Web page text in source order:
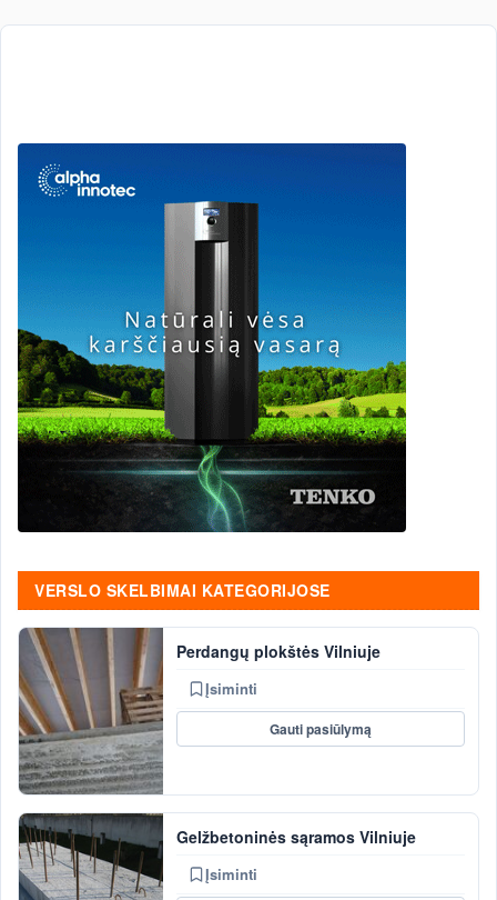
VERSLO SKELBIMAI KATEGORIJOSE
Perdangų plokštės Vilniuje
Įsiminti
Gauti pasiūlymą
Gelžbetoninės sąramos Vilniuje
Įsiminti